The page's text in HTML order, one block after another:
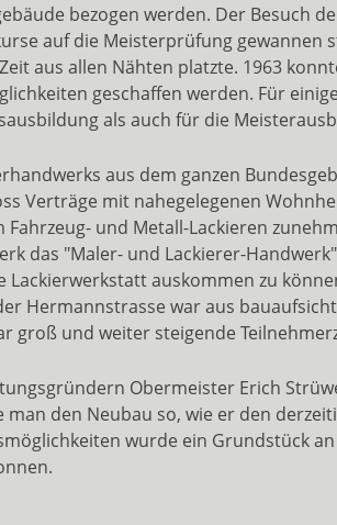
bezogen werden. Der Besuch
auf die Meisterprüfung gewannen
aus allen Nähten platzte. 1963
geschaffen werden. Für
als auch für die
aus dem ganzen
Verträge mit nahegelegenen
und Metall-Lackieren
das "Maler- und Lackierer-
Lackierwerkstatt auskommen zu
Hermannstrasse war aus
groß und weiter steigende
Obermeister Erich
den Neubau so, wie er den
wurde ein Grundstück